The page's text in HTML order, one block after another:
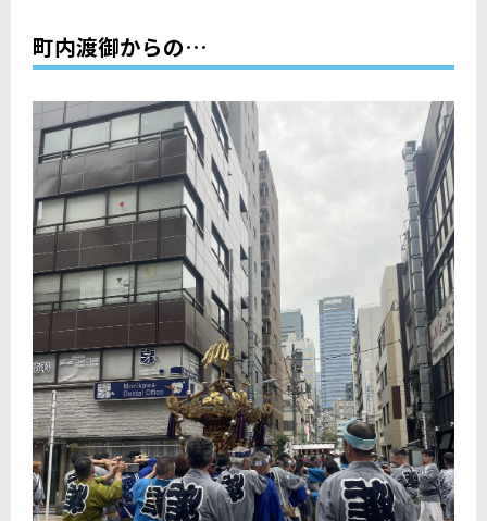
町内渡御からの…